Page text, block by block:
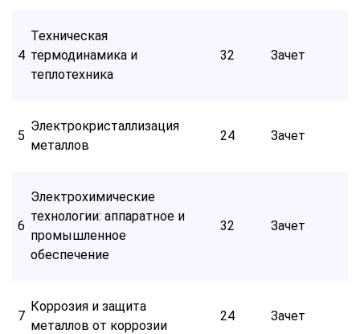
4
Техническая
термодинамика и
теплотехника
32 Зачет
5
Электрокристаллизация
металлов
24 Зачет
6
Электрохимические
технологии: аппаратное и
промышленное
обеспечение
32 Зачет
7
Коррозия и защита
металлов от коррозии
24 Зачет